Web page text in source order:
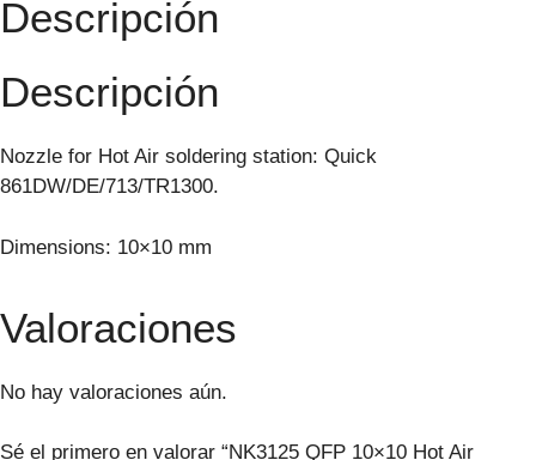
Descripción
Descripción
Nozzle for Hot Air soldering station: Quick
861DW/DE/713/TR1300.
Dimensions: 10×10 mm
Valoraciones
No hay valoraciones aún.
Sé el primero en valorar “NK3125 QFP 10×10 Hot Air